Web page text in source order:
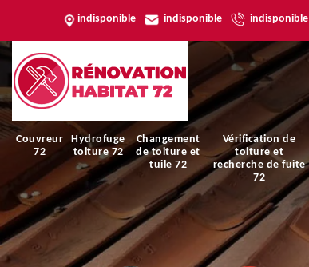
indisponible indisponible indisponible
Couvreur
72
Hydrofuge
toiture 72
Changement
de toiture et
tuile 72
Vérification de
toiture et
recherche de fuite
72